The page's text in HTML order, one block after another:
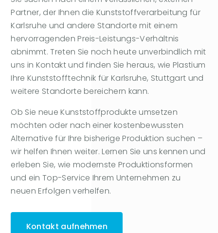
Partner, der Ihnen die Kunststoffverarbeitung für
Karlsruhe und andere Standorte mit einem
hervorragenden Preis-Leistungs-Verhältnis
abnimmt. Treten Sie noch heute unverbindlich mit
uns in Kontakt und finden Sie heraus, wie Plastium
Ihre Kunststofftechnik für Karlsruhe, Stuttgart und
weitere Standorte bereichern kann.
Ob Sie neue Kunststoffprodukte umsetzen
möchten oder nach einer kostenbewussten
Alternative für Ihre bisherige Produktion suchen –
wir helfen Ihnen weiter. Lernen Sie uns kennen und
erleben Sie, wie modernste Produktionsformen
und ein Top-Service Ihrem Unternehmen zu
neuen Erfolgen verhelfen.
Kontakt aufnehmen